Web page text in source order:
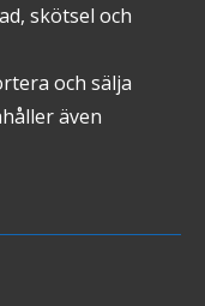
skötsel och
och sälja
även